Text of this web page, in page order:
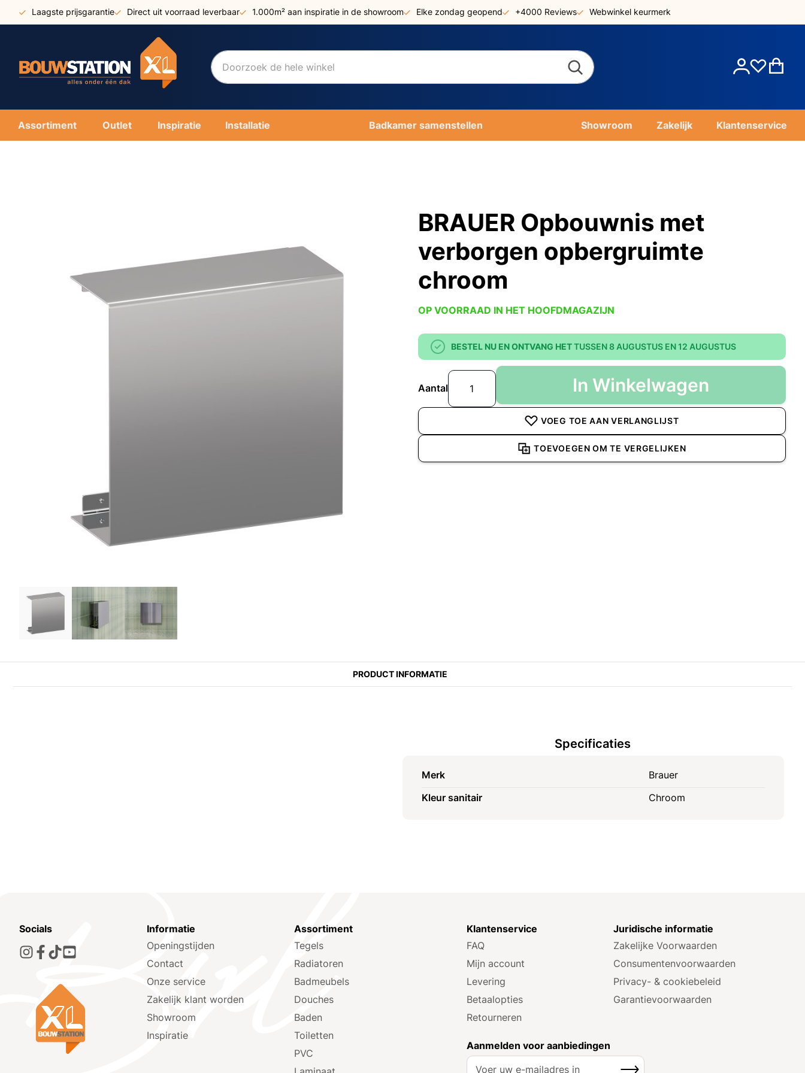
Ga
naar
Laagste prijsgarantie Direct uit voorraad leverbaar 1.000m² aan inspiratie in de showroom Elke zondag geopend +4000 Reviews Webwinkel keurmerk
Account
Assortiment Outlet Inspiratie Installatie Badkamer samenstellen Showroom Zakelijk Klantenservice
BRAUER Opbouwnis met
verborgen opbergruimte
chroom
OP VOORRAAD IN HET HOOFDMAGAZIJN
BESTEL NU EN ONTVANG HETTUSSEN 8 AUGUSTUS EN 12 AUGUSTUS
Aantal In Winkelwagen
VOEG TOE AAN VERLANGLIJST
TOEVOEGEN OM TE VERGELIJKEN
PRODUCT INFORMATIE
Specificaties
Merk
Brauer
Kleur sanitair
Chroom
Socials
Informatie
Openingstijden
Contact
Onze service
Zakelijk klant worden
Showroom
Inspiratie
Assortiment
Tegels
Radiatoren
Badmeubels
Douches
Baden
Toiletten
PVC
Klantenservice
FAQ
Mijn account
Levering
Betaalopties
Retourneren
Juridische informatie
Zakelijke Voorwaarden
Consumenten­voorwaarden
Privacy- & cookiebeleid
Garantie­voorwaarden
Aanmelden voor aanbiedingen
A
Inschrijven